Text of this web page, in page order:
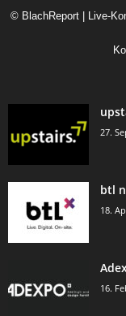
© BlachReport | Live-
27.
btl
18.
16.